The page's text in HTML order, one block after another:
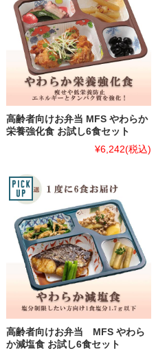
高齢者向けお弁当 MFS やわらか
栄養強化食 お試し6食セット
¥6,242(税込)
高齢者向けお弁当 MFS やわら
か減塩食 お試し6食セット